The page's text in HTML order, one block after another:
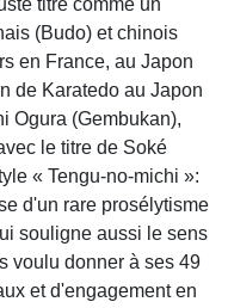
titre comme un
(Budo) et chinois
en France, au Japon
de Karatedo au Japon
Ogura (Gembukan),
le titre de Soké
« Tengu-no-michi »:
d'un rare prosélytisme
souligne aussi le sens
voulu donner à ses 49
et d'engagement en